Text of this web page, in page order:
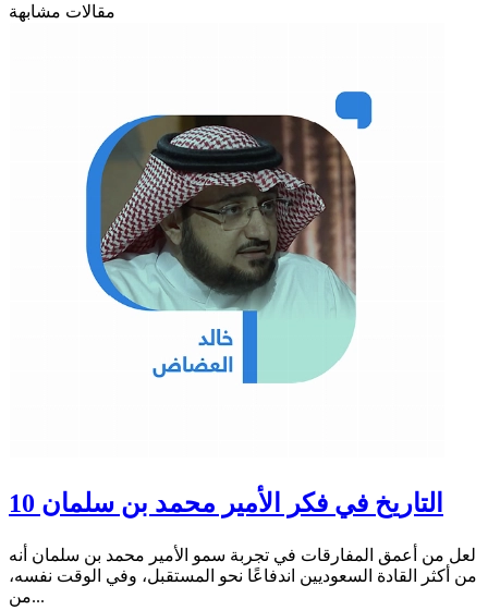
مقالات مشابهة
التاريخ في فكر الأمير محمد بن سلمان 10
لعل من أعمق المفارقات في تجربة سمو الأمير محمد بن سلمان أنه
من أكثر القادة السعوديين اندفاعًا نحو المستقبل، وفي الوقت نفسه،
من...